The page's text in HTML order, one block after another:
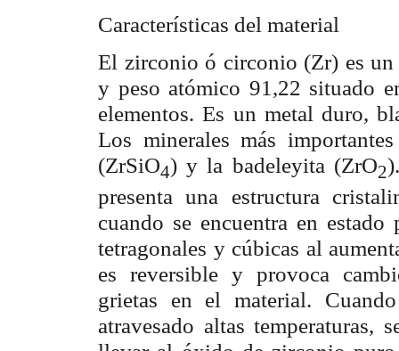
Características del material
El zirconio ó circonio (Zr) es
y peso atómico 91,22 situado
elementos. Es un metal duro,
Los minerales más
(ZrSiO4) y la badeleyita (ZrO2
presenta una estructura
cuando se encuentra en
tetragonales y cúbicas al
es reversible y provoca
grietas en el material.
atravesado altas temperaturas,